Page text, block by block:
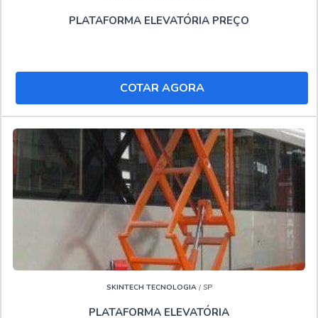
plataforma elevatória, visando sempre a qualidade final
Ainda tratando-se de Locação de plataforma articulada
20 metros Juiz de Fora, deve-se descartar empresas que
não tenham produtos e serviços com ótima qualidade e
personalização para cada necessidade, detalhes
primordiais que são deixados de lado por muitas
empresas que não focam na fidelização do cliente.
Não obstante, quando falamos em Locação de plataforma
articulada 20 metros Juiz de Fora, deve-se ter a exatidão
em orçar com empresas que prezam por produtos e
serviços que tenham ótima qualidade e tecnologia própria,
pontos importantes que ficam de fora no planejamento de
empresas que visam apenas o lucro, deixando a desejar
nos outros fatores.
PLATAFORMA ELEVATÓRIA PREÇO
COTAR AGORA
SKINTECH TECNOLOGIA/ SP
PLATAFORMA ELEVATÓRIA